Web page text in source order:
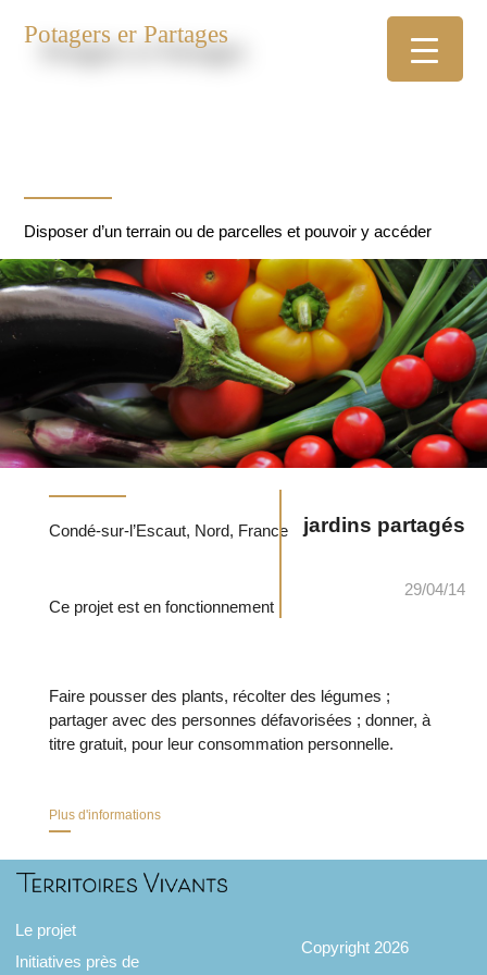
Potagers er Partages
Disposer d’un terrain ou de parcelles et pouvoir y accéder
29/04/14
jardins partagés
Condé-sur-l’Escaut, Nord, France
Ce projet est en fonctionnement
Faire pousser des plants, récolter des légumes ;
partager avec des personnes défavorisées ; donner, à
titre gratuit, pour leur consommation personnelle.
Plus d'informations
Le projet
Initiatives près de
Copyright 2026